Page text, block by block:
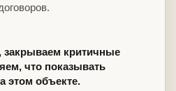
критичные
что показывать
этом объекте.